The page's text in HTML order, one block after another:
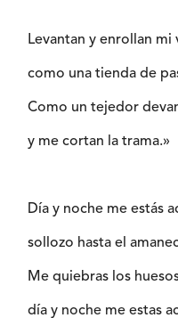
Levantan y enrollan mi
como una tienda de
Como un tejedor
y me cortan la trama.»
Día y noche me estás
sollozo hasta el
Me quiebras los
día y noche me estas